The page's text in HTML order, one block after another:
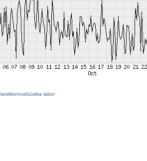
keskkonnafüüsika labor